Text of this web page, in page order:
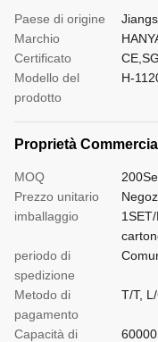
Paese di origine
Marchio
Certificato
Modello del
prodotto
H-
Proprietà
MOQ
Prezzo unitario
imballaggio
periodo di
spedizione
Metodo di
pagamento
T/T,
Capacità di